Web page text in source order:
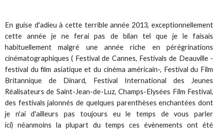
En guise d'adieu à cette terrible année 2013, exceptionnellement
cette année je ne ferai pas de bilan tel que je le faisais
habituellement malgré une année riche en pérégrinations
cinématographiques ( Festival de Cannes, Festivals de Deauville -
festival du film asiatique et du cinéma américain-, Festival du Film
Britannique de Dinard, Festival International des Jeunes
Réalisateurs de Saint-Jean-de-Luz, Champs-Elysées Film Festival,
des festivals jalonnés de quelques parenthèses enchantées dont
je n'ai d'ailleurs pas toujours eu le temps de vous parler
ici) néanmoins la plupart du temps ces évènements ont été